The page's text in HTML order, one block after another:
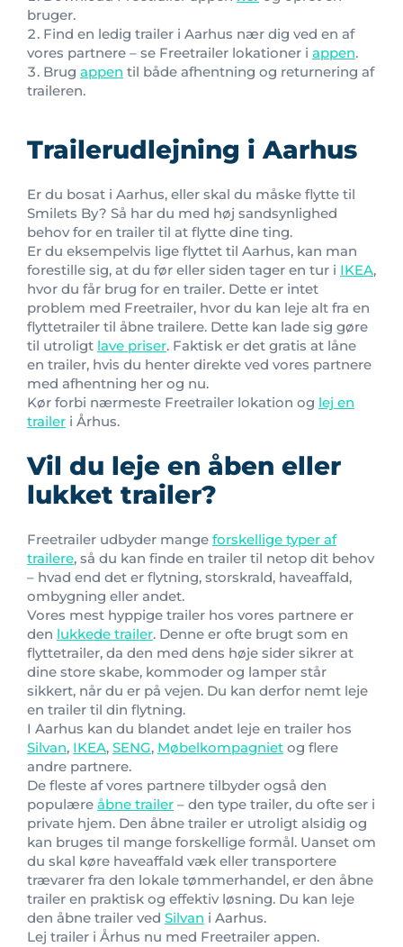
bruger.
Find en ledig trailer i Aarhus nær dig ved en af
vores partnere – se Freetrailer lokationer i appen.
Brug appen til både afhentning og returnering af
traileren.
Trailerudlejning i Aarhus
Er du bosat i Aarhus, eller skal du måske flytte til
Smilets By? Så har du med høj sandsynlighed
behov for en trailer til at flytte dine ting.
Er du eksempelvis lige flyttet til Aarhus, kan man
forestille sig, at du før eller siden tager en tur i IKEA,
hvor du får brug for en trailer. Dette er intet
problem med Freetrailer, hvor du kan leje alt fra en
flyttetrailer til åbne trailere. Dette kan lade sig gøre
til utroligt lave priser. Faktisk er det gratis at låne
en trailer, hvis du henter direkte ved vores partnere
med afhentning her og nu.
Kør forbi nærmeste Freetrailer lokation og lej en
trailer i Århus.
Vil du leje en åben eller
lukket trailer?
Freetrailer udbyder mange forskellige typer af
trailere, så du kan finde en trailer til netop dit behov
– hvad end det er flytning, storskrald, haveaffald,
ombygning eller andet.
Vores mest hyppige trailer hos vores partnere er
den lukkede trailer. Denne er ofte brugt som en
flyttetrailer, da den med dens høje sider sikrer at
dine store skabe, kommoder og lamper står
sikkert, når du er på vejen. Du kan derfor nemt leje
en trailer til din flytning.
I Aarhus kan du blandet andet leje en trailer hos
Silvan, IKEA, SENG, Møbelkompagniet og flere
andre partnere.
De fleste af vores partnere tilbyder også den
populære åbne trailer – den type trailer, du ofte ser i
private hjem. Den åbne trailer er utroligt alsidig og
kan bruges til mange forskellige formål. Uanset om
du skal køre haveaffald væk eller transportere
trævarer fra den lokale tømmerhandel, er den åbne
trailer en praktisk og effektiv løsning. Du kan leje
den åbne trailer ved Silvan i Aarhus.
Lej trailer i Århus nu med Freetrailer appen.